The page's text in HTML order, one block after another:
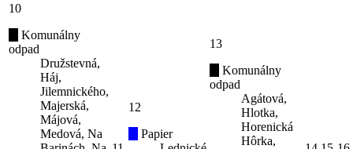
10
Komunálny
odpad
Družstevná,
Háj,
Jilemnického,
Majerská,
Májová,
Medová, Na
12
Papier
13
Komunálny
odpad
Agátová,
Hlotka,
Horenická
Hôrka,